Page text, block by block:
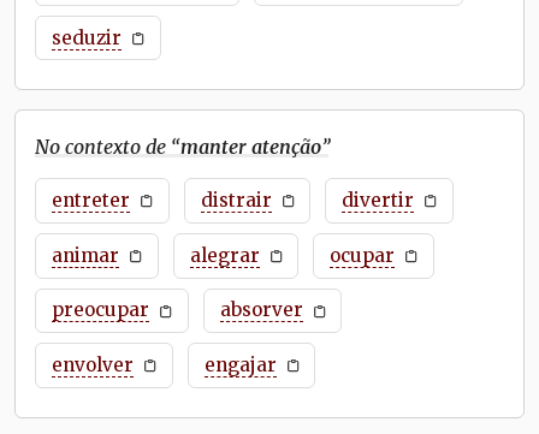
seduzir
No contexto de “manter atenção”
entreter distrair divertir
animar alegrar ocupar
preocupar absorver
envolver engajar